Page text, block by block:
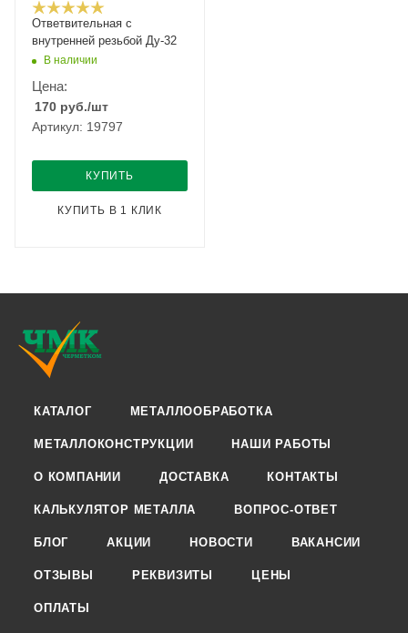
Ответвительная с
внутренней резьбой Ду-32
В наличии
Цена:
170 руб./шт
Артикул: 19797
КУПИТЬ
КУПИТЬ В 1 КЛИК
КАТАЛОГ МЕТАЛЛООБРАБОТКА
МЕТАЛЛОКОНСТРУКЦИИ НАШИ РАБОТЫ
О КОМПАНИИ ДОСТАВКА КОНТАКТЫ
КАЛЬКУЛЯТОР МЕТАЛЛА ВОПРОС-ОТВЕТ
БЛОГ АКЦИИ НОВОСТИ ВАКАНСИИ
ОТЗЫВЫ РЕКВИЗИТЫ ЦЕНЫ
ОПЛАТЫ